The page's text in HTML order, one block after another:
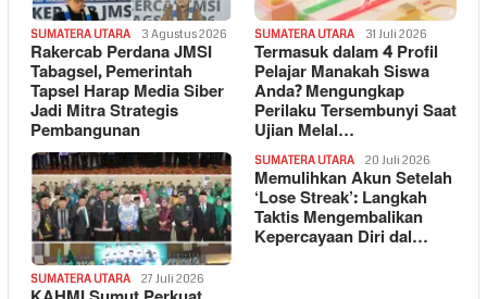
SUMATERA UTARA 3 Agustus 2026
Rakercab Perdana JMSI
Tabagsel, Pemerintah
Tapsel Harap Media Siber
Jadi Mitra Strategis
Pembangunan
SUMATERA UTARA 31 Juli 2026
Termasuk dalam 4 Profil
Pelajar Manakah Siswa
Anda? Mengungkap
Perilaku Tersembunyi Saat
Ujian Melal…
SUMATERA UTARA 27 Juli 2026
SUMATERA UTARA 20 Juli 2026
Memulihkan Akun Setelah
‘Lose Streak’: Langkah
Taktis Mengembalikan
Kepercayaan Diri dal…